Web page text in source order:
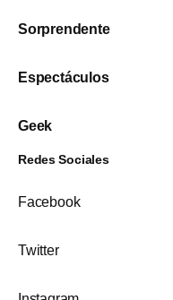
Sorprendente
Espectáculos
Geek
Redes Sociales
Facebook
Twitter